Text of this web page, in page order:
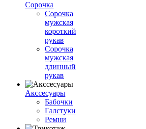
Сорочка
Сорочка
мужская
короткий
рукав
Сорочка
мужская
длинный
рукав
Акссесуары
Бабочки
Галстуки
Ремни